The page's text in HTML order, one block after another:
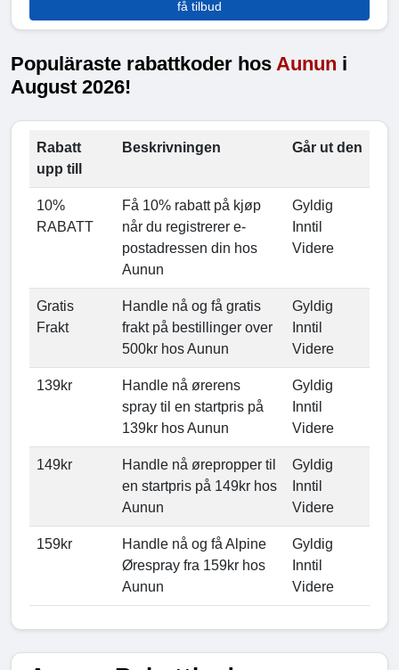
få tilbud
Populäraste rabattkoder hos Aunun i
August 2026!
Rabatt
upp till
Beskrivningen Går ut den
10%
RABATT
Få 10% rabatt på kjøp
når du registrerer e-
postadressen din hos
Aunun
Gyldig
Inntil
Videre
Gratis
Frakt
Handle nå og få gratis
frakt på bestillinger over
500kr hos Aunun
Gyldig
Inntil
Videre
139kr
Handle nå ørerens
spray til en startpris på
139kr hos Aunun
Gyldig
Inntil
Videre
149kr
Handle nå ørepropper til
en startpris på 149kr hos
Aunun
Gyldig
Inntil
Videre
159kr
Handle nå og få Alpine
Ørespray fra 159kr hos
Aunun
Gyldig
Inntil
Videre